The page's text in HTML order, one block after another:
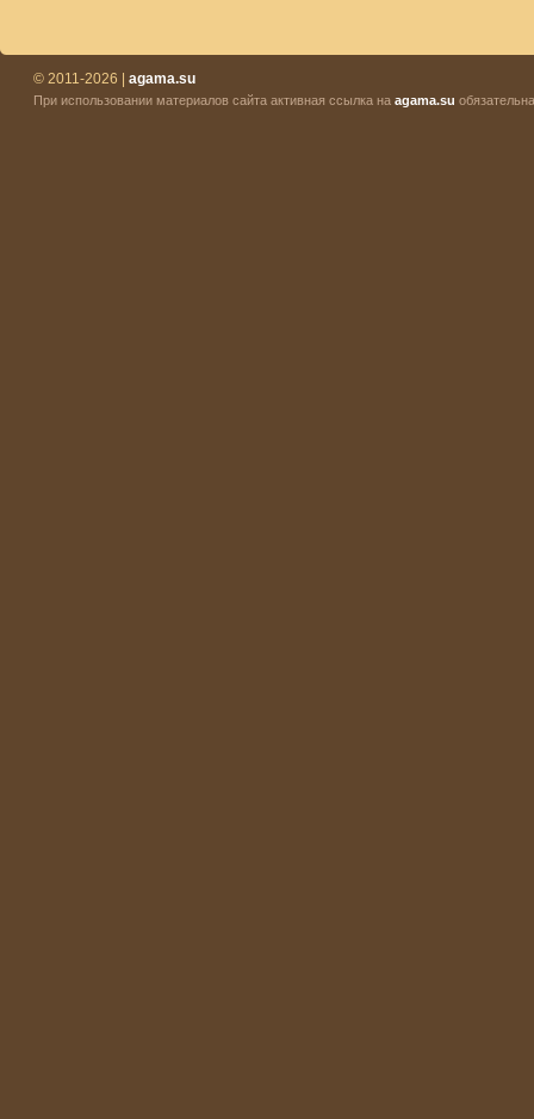
© 2011-2026 | agama.su
При использовании материалов сайта активная ссылка на agama.su